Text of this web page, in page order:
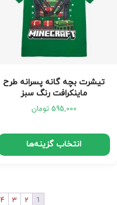
تیشرت بچه گانه پسرانه طرح
ماینکرافت رنگ سبز
595,000 تومان
انتخاب گزینه‌ها
1
2
3
4